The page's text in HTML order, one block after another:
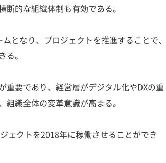
的な組織体制も有効である。
となり、プロジェクトを推進することで、
。
要であり、経営層がデジタル化やDXの重
織全体の変革意識が高まる。
ェクトを2018年に稼働させることができ